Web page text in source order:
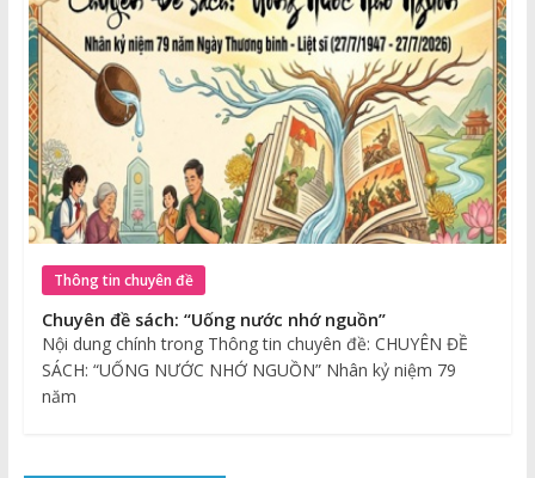
Thông tin chuyên đề
Chuyên đề sách: “Uống nước nhớ nguồn”
Nội dung chính trong Thông tin chuyên đề: CHUYÊN ĐỀ
SÁCH: “UỐNG NƯỚC NHỚ NGUỒN” Nhân kỷ niệm 79
năm